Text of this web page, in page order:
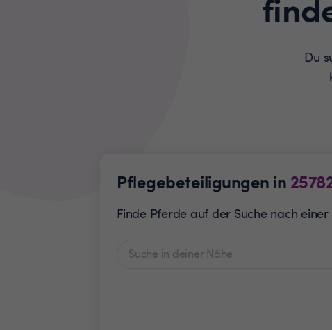
Du
Pflegebeteiligungen in
Finde Pferde auf der Suche nach